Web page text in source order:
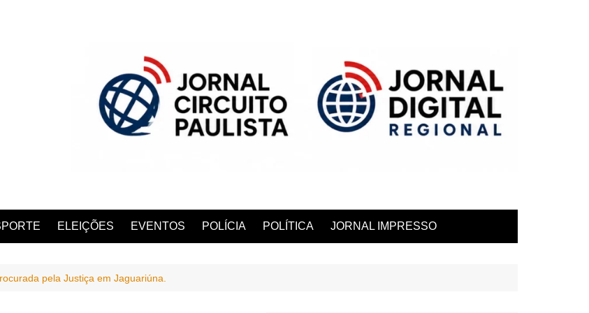
ELEIÇÕES EVENTOS POLÍCIA POLÍTICA JORNAL IMPRESSO
pela Justiça em Jaguariúna.